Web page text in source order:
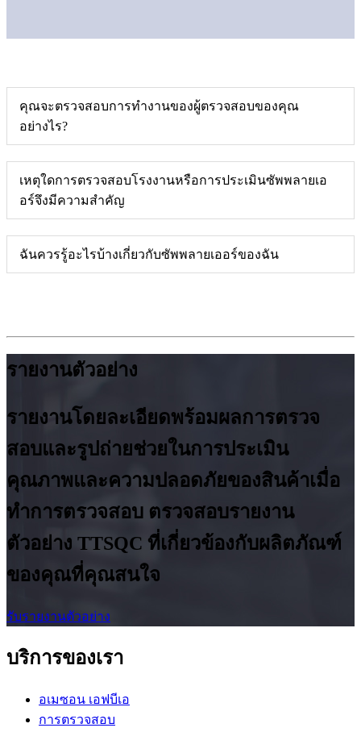
คุณจะตรวจสอบการทำงานของผู้ตรวจสอบของคุณ
อย่างไร?
เหตุใดการตรวจสอบโรงงานหรือการประเมินซัพพลายเอ
อร์จึงมีความสำคัญ
ฉันควรรู้อะไรบ้างเกี่ยวกับซัพพลายเออร์ของฉัน
รายงานตัวอย่าง
รายงานโดยละเอียดพร้อมผลการตรวจ
สอบและรูปถ่ายช่วยในการประเมิน
คุณภาพและความปลอดภัยของสินค้าเมื่อ
ทำการตรวจสอบ ตรวจสอบรายงาน
ตัวอย่าง TTSQC ที่เกี่ยวข้องกับผลิตภัณฑ์
ของคุณที่คุณสนใจ
รับรายงานตัวอย่าง
บริการของเรา
อเมซอน เอฟบีเอ
การตรวจสอบ